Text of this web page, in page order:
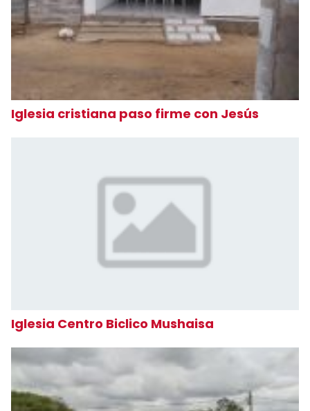
Iglesia cristiana paso firme con Jesús
Iglesia Centro Biclico Mushaisa